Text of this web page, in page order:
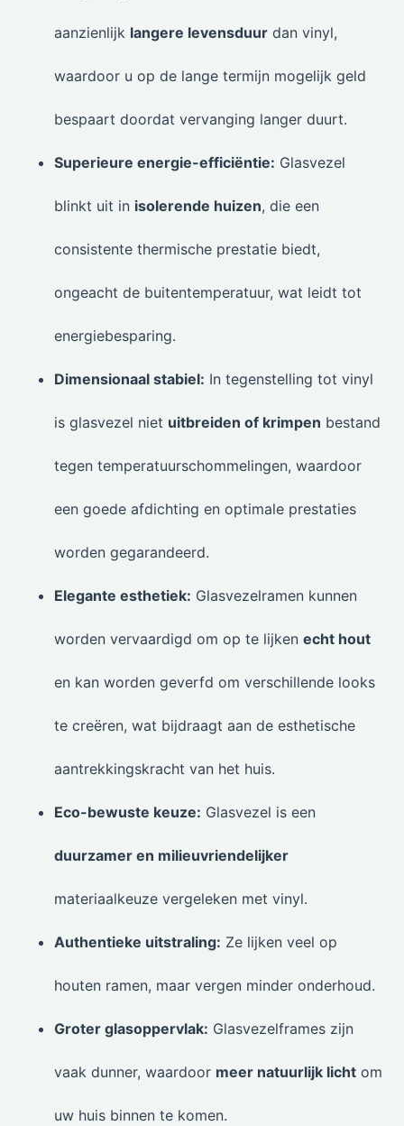
aanzienlijk langere levensduur dan vinyl,
waardoor u op de lange termijn mogelijk geld
bespaart doordat vervanging langer duurt.
Superieure energie-efficiëntie: Glasvezel
blinkt uit in isolerende huizen, die een
consistente thermische prestatie biedt,
ongeacht de buitentemperatuur, wat leidt tot
energiebesparing.
Dimensionaal stabiel: In tegenstelling tot vinyl
is glasvezel niet uitbreiden of krimpen bestand
tegen temperatuurschommelingen, waardoor
een goede afdichting en optimale prestaties
worden gegarandeerd.
Elegante esthetiek: Glasvezelramen kunnen
worden vervaardigd om op te lijken echt hout
en kan worden geverfd om verschillende looks
te creëren, wat bijdraagt aan de esthetische
aantrekkingskracht van het huis.
Eco-bewuste keuze: Glasvezel is een
duurzamer en milieuvriendelijker
materiaalkeuze vergeleken met vinyl.
Authentieke uitstraling: Ze lijken veel op
houten ramen, maar vergen minder onderhoud.
Groter glasoppervlak: Glasvezelframes zijn
vaak dunner, waardoor meer natuurlijk licht om
uw huis binnen te komen.